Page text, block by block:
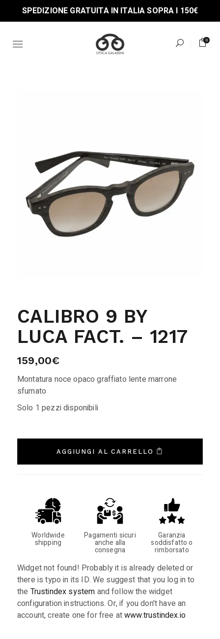
the
SPEDIZIONE GRATUITA IN ITALIA SOPRA I 150€
0
CALIBRO 9 BY
LUCA FACT. – 1217
159,00€
Montatura noce opaco graffiato lente marrone
sfumato
Solo 1 pezzi disponibili
AGGIUNGI AL CARRELLO
Worldwide
shipping
Pagamenti sicuri
anche alla
consegna
Garanzia
soddisfatto o
rimborsato
Widget not found! Probably it is already deleted or
there is typo in its ID. We suggest that you log in to
the Trustindex system and follow the widget
configuration instructions. Or, if you don't have an
account, create one for free atwww.trustindex.io